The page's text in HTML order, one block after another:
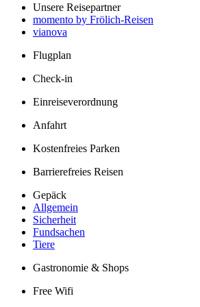
Unsere Reisepartner
momento by Frölich-Reisen
vianova
Flugplan
Check-in
Einreiseverordnung
Anfahrt
Kostenfreies Parken
Barrierefreies Reisen
Gepäck
Allgemein
Sicherheit
Fundsachen
Tiere
Gastronomie & Shops
Free Wifi